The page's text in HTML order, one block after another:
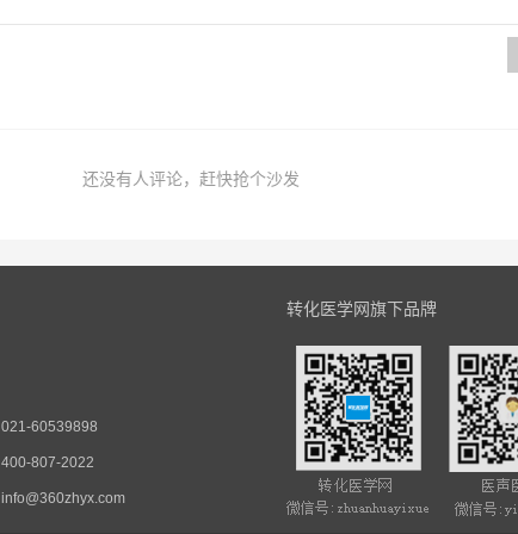
还没有人评论，赶快抢个沙发
021-60539898
400-807-2022
info@360zhyx.com
转化医学网旗下品牌